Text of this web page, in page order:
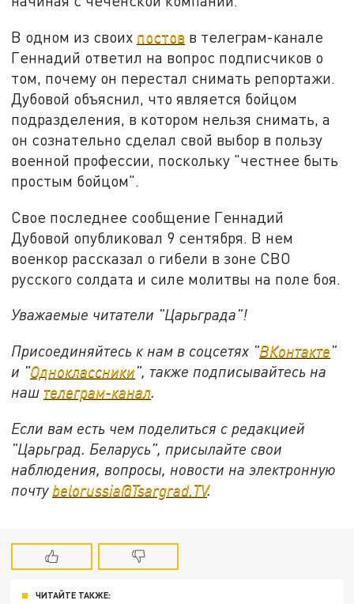
В одном из своих постов в телеграм-канале
Геннадий ответил на вопрос подписчиков о
том, почему он перестал снимать репортажи.
Дубовой объяснил, что является бойцом
подразделения, в котором нельзя снимать, а
он сознательно сделал свой выбор в пользу
военной профессии, поскольку "честнее быть
простым бойцом".
Свое последнее сообщение Геннадий
Дубовой опубликовал 9 сентября. В нем
военкор рассказал о гибели в зоне СВО
русского солдата и силе молитвы на поле боя.
Уважаемые читатели "Царьграда"!
Присоединяйтесь к нам в соцсетях "ВКонтакте"
и "Одноклассники", также подписывайтесь на
наш телеграм-канал.
Если вам есть чем поделиться с редакцией
"Царьград. Беларусь", присылайте свои
наблюдения, вопросы, новости на электронную
почту belorussia@Tsargrad.TV.
ЧИТАЙТЕ ТАКЖЕ: